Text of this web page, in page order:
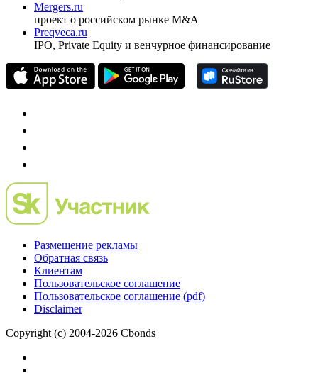
Investfunds
универсальный ресурс по фондовому рынку для
частного инвестора России
проект о российском рынке M&A
Preqveca.ru
Размещение рекламы
Обратная связь
Пользовательское соглашение